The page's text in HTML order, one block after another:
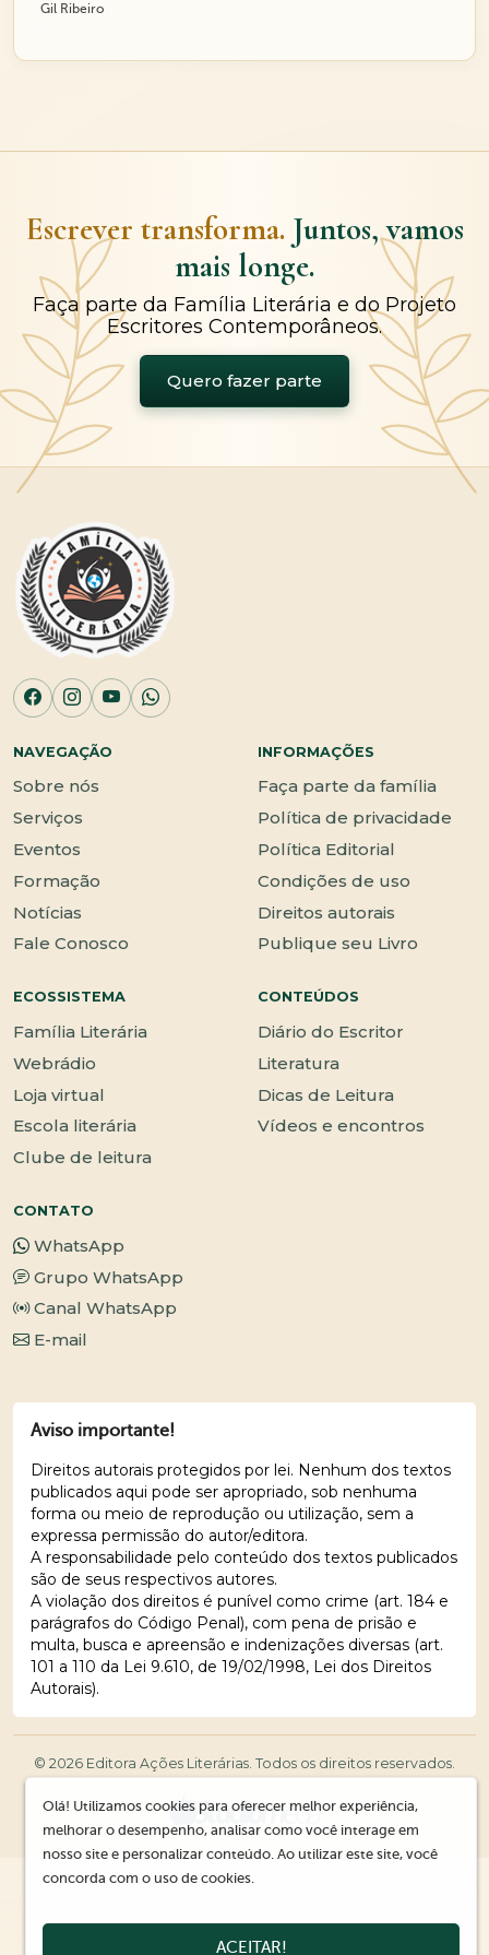
Gil Ribeiro
Escrever transforma. Juntos, vamos
mais longe.
Faça parte da Família Literária e do Projeto
Escritores Contemporâneos.
Quero fazer parte
NAVEGAÇÃO
Sobre nós
Serviços
Eventos
Formação
Notícias
Fale Conosco
INFORMAÇÕES
Faça parte da família
Política de privacidade
Política Editorial
Condições de uso
Direitos autorais
Publique seu Livro
ECOSSISTEMA
Família Literária
Webrádio
Loja virtual
Escola literária
Clube de leitura
CONTEÚDOS
Diário do Escritor
Literatura
Dicas de Leitura
Vídeos e encontros
CONTATO
WhatsApp
Grupo WhatsApp
Canal WhatsApp
E-mail
Aviso importante!
Direitos autorais protegidos por lei. Nenhum dos textos
publicados aqui pode ser apropriado, sob nenhuma
forma ou meio de reprodução ou utilização, sem a
expressa permissão do autor/editora.
A responsabilidade pelo conteúdo dos textos publicados
são de seus respectivos autores.
A violação dos direitos é punível como crime (art. 184 e
parágrafos do Código Penal), com pena de prisão e
multa, busca e apreensão e indenizações diversas (art.
101 a 110 da Lei 9.610, de 19/02/1998, Lei dos Direitos
Autorais).
© 2026 Editora Ações Literárias. Todos os direitos reservados.
Olá! Utilizamos cookies para oferecer melhor experiência,
melhorar o desempenho, analisar como você interage em
nosso site e personalizar conteúdo. Ao utilizar este site, você
concorda com o uso de cookies.
ACEITAR!